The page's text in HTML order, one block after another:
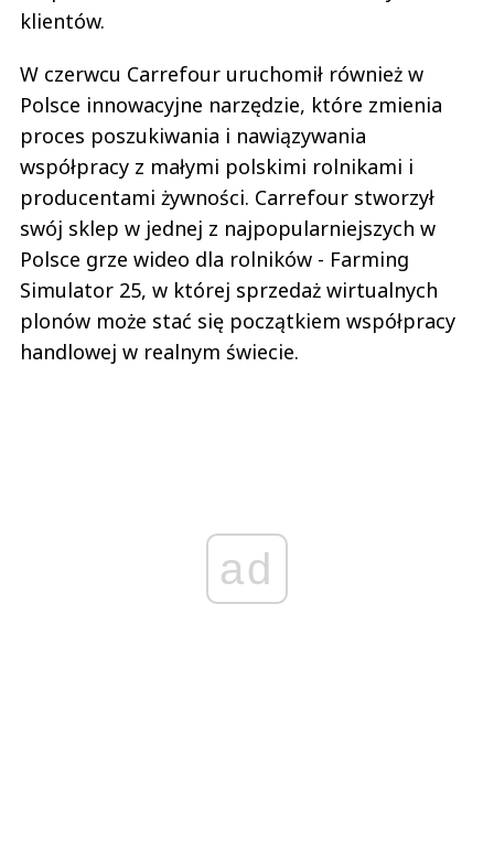
klientów.
W czerwcu Carrefour uruchomił również w
Polsce innowacyjne narzędzie, które zmienia
proces poszukiwania i nawiązywania
współpracy z małymi polskimi rolnikami i
producentami żywności. Carrefour stworzył
swój sklep w jednej z najpopularniejszych w
Polsce grze wideo dla rolników - Farming
Simulator 25, w której sprzedaż wirtualnych
plonów może stać się początkiem współpracy
handlowej w realnym świecie.
ad